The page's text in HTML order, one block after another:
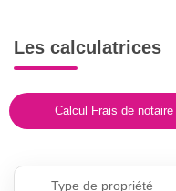
Les calculatrices
Calcul Frais de notaire